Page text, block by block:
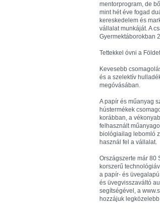
mentorprogram, de
mint hét éve fogad
kereskedelem és
vállalat munkáját. A
Gyermektáborokban
Tettekkel óvni a Földet
Kevesebb
és a szelektív
megóvásában.
A papír és műanyag
hústermékek
korábban, a
felhasznált
biológiailag lebomló
használ fel a vállalat.
Országszerte már 80
korszerű
a papír- és
és üvegvisszaváltó
segítségével, a
hozzájuk